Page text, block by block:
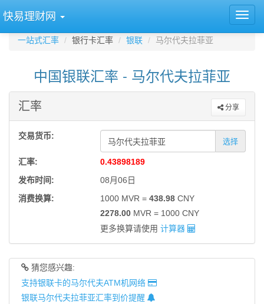
快易理财网
一站式汇率 银行卡汇率 银联 马尔代夫拉菲亚
中国银联汇率 - 马尔代夫拉菲亚
分享
汇率
交易货币:
选择
汇率:
0.43898189
发布时间:
08月06日
消费换算:
1000 MVR = 438.98CNY
2278.00MVR = 1000 CNY
更多换算请使用 计算器
猜您感兴趣:
支持银联卡的马尔代夫ATM机网络
银联马尔代夫拉菲亚汇率到价提醒